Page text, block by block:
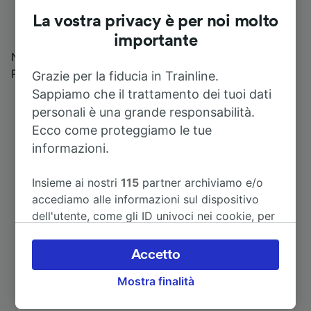
stazione di Nogara
Nogara è la sosta ideale per chi desidera conoscere il
Parco Valle del Menago.
Itinerari più popolari da Nogara
La vostra privacy è per noi molto
importante
Grazie per la fiducia in Trainline.
Sappiamo che il trattamento dei tuoi dati
personali è una grande responsabilità.
Ecco come proteggiamo le tue
informazioni.
Insieme ai nostri115 partner archiviamo e/o
accediamo alle informazioni sul dispositivo
dell'utente, come gli ID univoci nei cookie, per
accettare o gestire le proprie scelte facendo
clic di seguito, tra cui il proprio diritto di
opporsi sulla base di un interesse legittimo o
Mostra finalità
Accetto